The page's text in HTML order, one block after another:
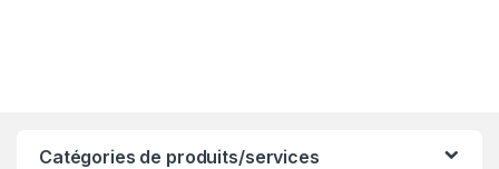
Catégories de produits/services